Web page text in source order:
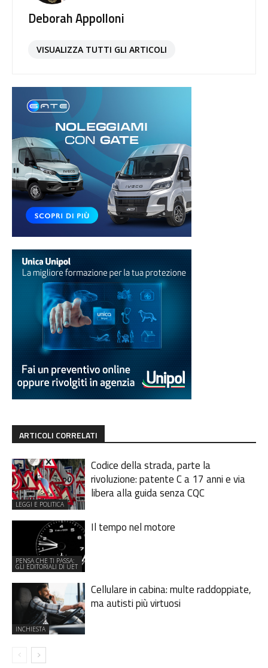
Deborah Appolloni
VISUALIZZA TUTTI GLI ARTICOLI
ARTICOLI CORRELATI
LEGGI E POLITICA
Codice della strada, parte la
rivoluzione: patente C a 17 anni e via
libera alla guida senza CQC
PENSA CHE TI PASSA:
GLI EDITORIALI DI UET
Il tempo nel motore
INCHIESTA
Cellulare in cabina: multe raddoppiate,
ma autisti più virtuosi